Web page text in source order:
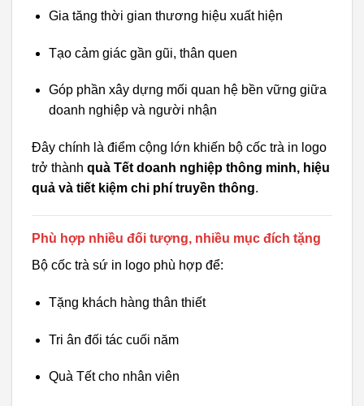
Gia tăng thời gian thương hiệu xuất hiện
Tạo cảm giác gần gũi, thân quen
Góp phần xây dựng mối quan hệ bền vững giữa
doanh nghiệp và người nhận
Đây chính là điểm cộng lớn khiến bộ cốc trà in logo
trở thành quà Tết doanh nghiệp thông minh, hiệu
quả và tiết kiệm chi phí truyền thông.
Phù hợp nhiều đối tượng, nhiều mục đích tặng
Bộ cốc trà sứ in logo phù hợp để:
Tặng khách hàng thân thiết
Tri ân đối tác cuối năm
Quà Tết cho nhân viên